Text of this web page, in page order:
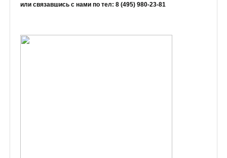
или связавшись с нами по тел: 8 (495) 980-23-81